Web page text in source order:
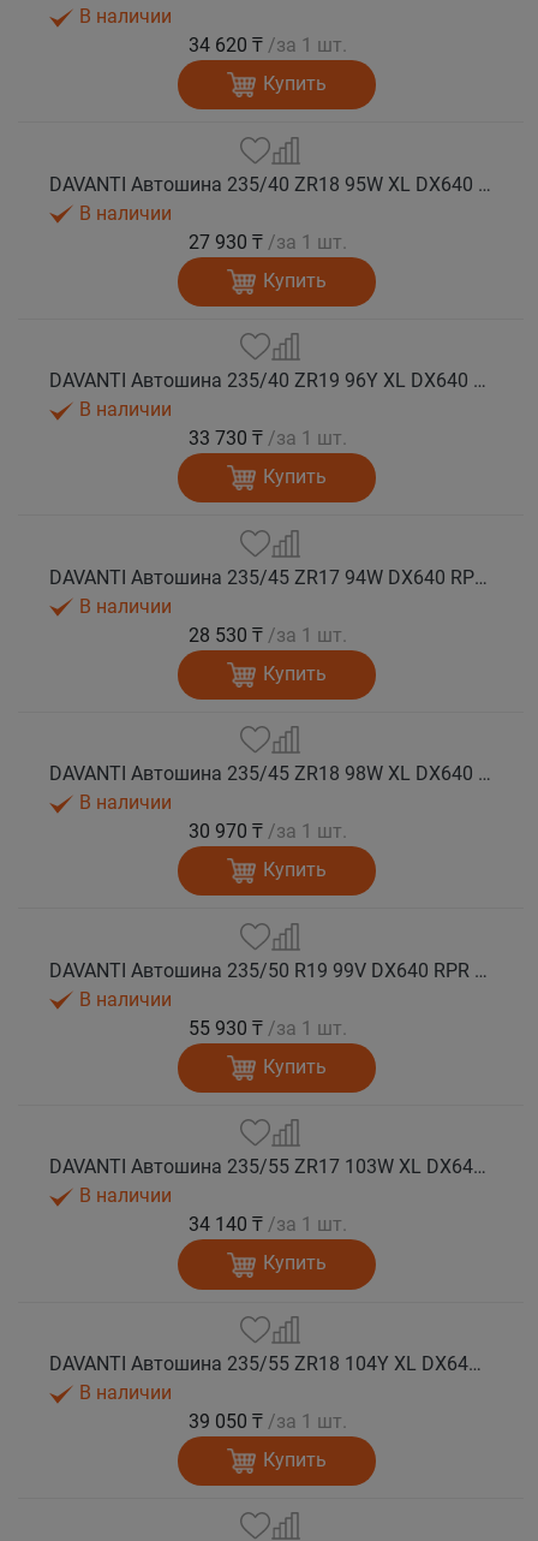
В наличии
34 620 ₸ /за 1 шт.
Купить
DAVANTI Автошина 235/40 ZR18 95W XL DX640 RPR лето
В наличии
27 930 ₸ /за 1 шт.
Купить
DAVANTI Автошина 235/40 ZR19 96Y XL DX640 RPR лето
В наличии
33 730 ₸ /за 1 шт.
Купить
DAVANTI Автошина 235/45 ZR17 94W DX640 RPR лето
В наличии
28 530 ₸ /за 1 шт.
Купить
DAVANTI Автошина 235/45 ZR18 98W XL DX640 RPR лето (Таиланд)
В наличии
30 970 ₸ /за 1 шт.
Купить
DAVANTI Автошина 235/50 R19 99V DX640 RPR лето (Таиланд)
В наличии
55 930 ₸ /за 1 шт.
Купить
DAVANTI Автошина 235/55 ZR17 103W XL DX640 RPR лето
В наличии
34 140 ₸ /за 1 шт.
Купить
DAVANTI Автошина 235/55 ZR18 104Y XL DX640 RPR лето (Таиланд)
В наличии
39 050 ₸ /за 1 шт.
Купить